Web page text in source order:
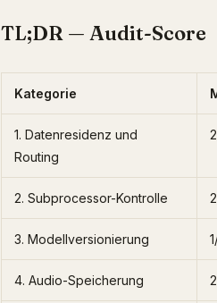
TL;DR — Audit-Score
Kategorie
1. Datenresidenz und
Routing
2. Subprocessor-Kontrolle
3. Modellversionierung
4. Audio-Speicherung